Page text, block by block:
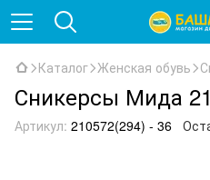
Каталог Женская обувь
Сникерсы Мида
Артикул: 210572(294) - 36